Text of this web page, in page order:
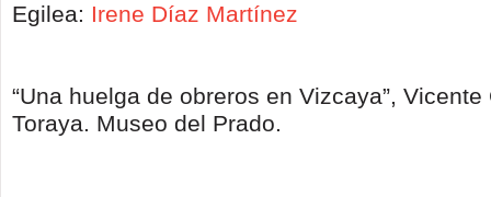
Egilea: Irene Díaz Martínez
“Una huelga de obreros en Vizcaya”, Vicente
Toraya. Museo del Prado.